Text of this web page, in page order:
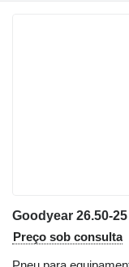
Goodyear 26.50-25
Preço sob consulta